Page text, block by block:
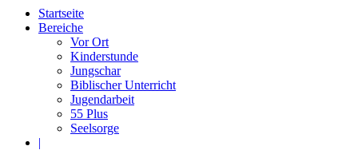
Startseite
Bereiche
Vor Ort
Kinderstunde
Jungschar
Biblischer Unterricht
Jugendarbeit
55 Plus
Seelsorge
|